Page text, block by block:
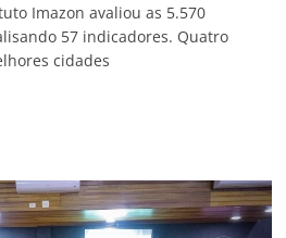
Imazon avaliou as 5.570
57 indicadores. Quatro
cidades